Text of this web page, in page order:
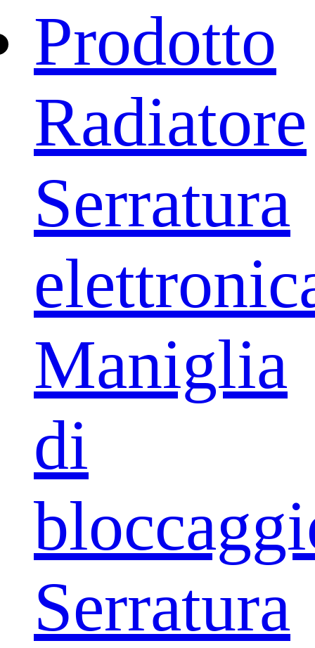
Prodotto
Radiatore
Serratura
Maniglia
di
Serratura